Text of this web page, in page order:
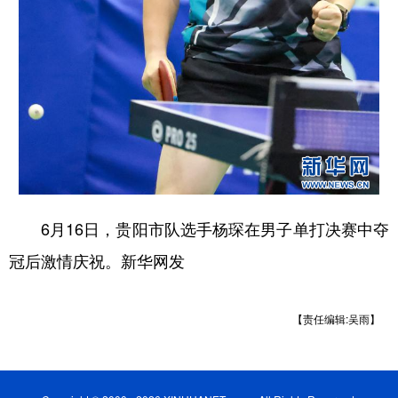
6月16日，贵阳市队选手杨琛在男子单打决赛中夺
冠后激情庆祝。新华网发
【责任编辑:吴雨】